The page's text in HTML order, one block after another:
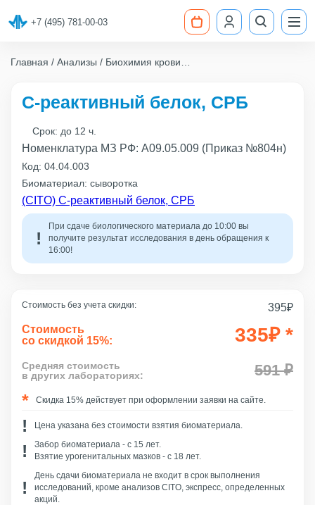
+7 (495) 781-00-03
Главная Анализы
Биохимия крови
Стоимость без учета скидки: 395₽
Стоимость
со скидкой 15%:
335₽ *
Средняя стоимость
в других лабораториях:
591 ₽
Скидка 15% действует при оформлении заявки на сайте.
Цена указана без стоимости взятия биоматериала.
Забор биоматериала - c 15 лет.
Взятие урогенитальных мазков - с 18 лет.
День сдачи биоматериала не входит в срок выполнения
исследований, кроме анализов CITO, экспресс, определенных
акций.
С-реактивный белок, СРБ
Срок: до 12 ч.
Номенклатура МЗ РФ: A09.05.009 (Приказ №804н)
Код: 04.04.003
Биоматериал: сыворотка
(CITO) С-реактивный белок, СРБ
При сдаче биологического материала до 10:00 вы
получите результат исследования в день обращения к
16:00!